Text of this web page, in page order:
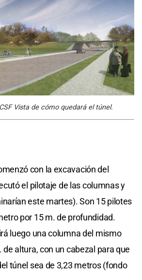
Vista de cómo quedará el túnel.
con la excavación del
el pilotaje de las columnas y
este martes). Son 15 pilotes
por 15 m. de profundidad.
luego una columna del mismo
altura, con un cabezal para que
túnel sea de 3,23 metros (fondo